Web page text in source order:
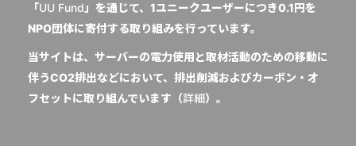
「UU Fund 」を通じて、1ユニークユーザーにつき0.1円を
NPO団体に寄付する取り組みを行っています。
当サイトは、サーバーの電力使用と取材活動のための移動に
伴うCO2排出などにおいて、排出削減およびカーボン・オ
フセットに取り組んでいます（詳細）。